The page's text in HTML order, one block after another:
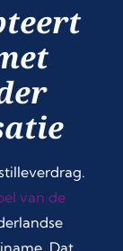
van de
Dat